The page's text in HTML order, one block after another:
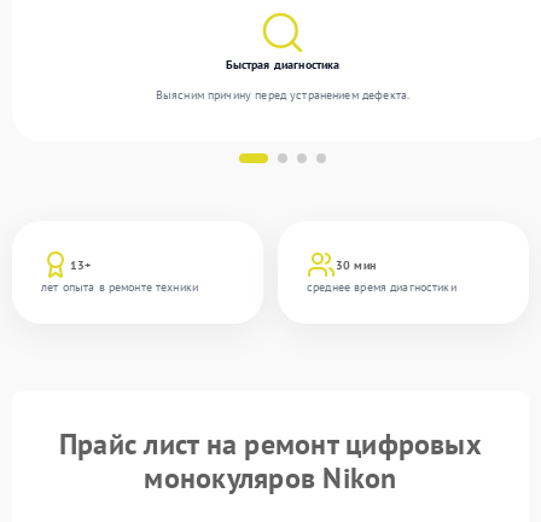
13+
лет опыта в ремонте техники
30 мин
среднее время диагностики
Быстрая диагностика
Выясним причину перед устранением дефекта.
Прайс лист на ремонт цифровых
монокуляров Nikon